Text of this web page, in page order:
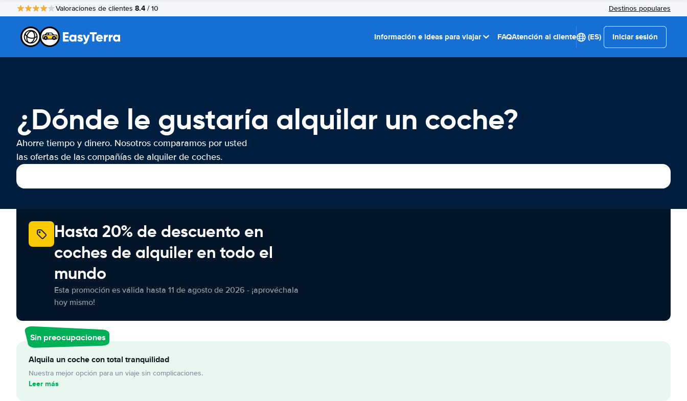
Valoraciones de clientes 8.4 / 10 Destinos populares
Información e ideas para viajar FAQAtención al cliente (ES) Iniciar sesión
¿Dónde le gustaría alquilar un coche?
Ahorre tiempo y dinero. Nosotros comparamos por usted
las ofertas de las compañías de alquiler de coches.
Hasta 20% de descuento en
coches de alquiler en todo el
mundo
Esta promoción es válida hasta 11 de agosto de 2026 - ¡aprovéchala
hoy mismo!
Sin preocupaciones
Alquila un coche con total tranquilidad
Nuestra mejor opción para un viaje sin complicaciones.
Leer más